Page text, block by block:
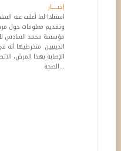
إخبـــــار
استنادا لما أعلنت عنه
مؤسسة محمد السادس
الدينيين منخرطيها أنه
الإصابة بهذا المرض،
الصحة...